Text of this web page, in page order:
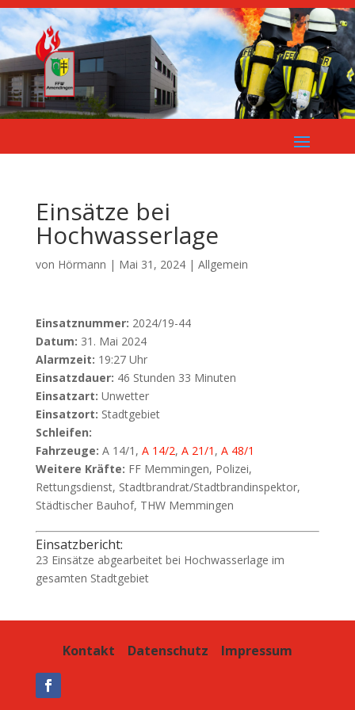
Einsätze bei
Hochwasserlage
von Hörmann | Mai 31, 2024| Allgemein
Einsatznummer: 2024/19-44
Datum: 31. Mai 2024
Alarmzeit: 19:27 Uhr
Einsatzdauer: 46 Stunden 33 Minuten
Einsatzart: Unwetter
Einsatzort: Stadtgebiet
Schleifen:
Fahrzeuge: A 14/1, A 14/2, A 21/1 , A 48/1
Weitere Kräfte: FF Memmingen, Polizei,
Rettungsdienst, Stadtbrandrat/Stadtbrandinspektor,
Städtischer Bauhof, THW Memmingen
Einsatzbericht:
23 Einsätze abgearbeitet bei Hochwasserlage im
gesamten Stadtgebiet
Kontakt Datenschutz Impressum